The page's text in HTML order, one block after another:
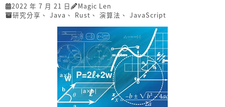
2022 年 7 月 21 日
Magic Len
研究分享 、 Java 、 Rust 、 演算法 、 JavaScript